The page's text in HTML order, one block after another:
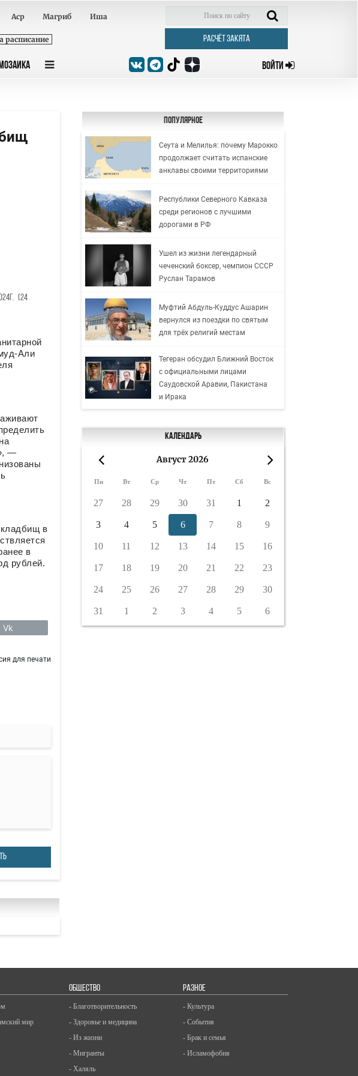
Аср Магриб Иша
расписание РАСЧЁТ ЗАКЯТА
ВОЙТИ
(24
Али
—
кладбищ в
в
рублей.
Vk
для печати
Популярное
Сеута и Мелилья: почему Марокко
продолжает считать испанские
анклавы своими территориями
Республики Северного Кавказа
среди регионов с лучшими
дорогами в РФ
Ушел из жизни легендарный
чеченский боксер, чемпион СССР
Руслан Тарамов
Муфтий Абдуль-Куддус Ашарин
вернулся из поездки по святым
для трёх религий местам
Тегеран обсудил Ближний Восток
с официальными лицами
Саудовской Аравии, Пакистана
и Ирака
Календарь
Август 2026
Пн Вт Ср Чт Пт Сб Вс
27 28 29 30 31 1 2
3 4 5 6 7 8 9
10 11 12 13 14 15 16
17 18 19 20 21 22 23
24 25 26 27 28 29 30
31 1 2 3 4 5 6
мир
ОБЩЕСТВО
- Благотворительность
- Здоровье и медицина
- Из жизни
- Мигранты
- Халяль
РАЗНОЕ
- Культура
- События
- Брак и семья
- Исламофобия